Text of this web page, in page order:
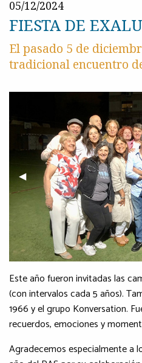
05/12/2024
FIESTA DE
El pasado 5 de
tradicional encuentro
Previous Slide
◀︎
Este año fueron invitadas las
(con intervalos cada 5 años).
1966 y el grupo Konversation.
recuerdos, emociones y
Agradecemos especialmente a